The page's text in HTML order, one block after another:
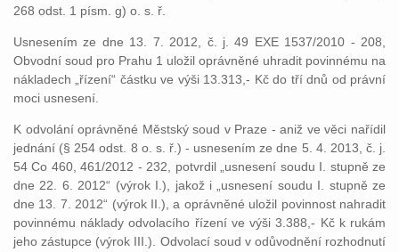
268 odst. 1 písm. g) o. s. ř.
Usnesením ze dne 13. 7. 2012, č. j. 49 EXE 1537/2010 - 208,
Obvodní soud pro Prahu 1 uložil oprávněné uhradit povinnému na
nákladech „řízení“ částku ve výši 13.313,- Kč do tří dnů od právní
moci usnesení.
K odvolání oprávněné Městský soud v Praze - aniž ve věci nařídil
jednání (§ 254 odst. 8 o. s. ř.) - usnesením ze dne 5. 4. 2013, č. j.
54 Co 460, 461/2012 - 232, potvrdil „usnesení soudu I. stupně ze
dne 22. 6. 2012“ (výrok I.), jakož i „usnesení soudu I. stupně ze
dne 13. 7. 2012“ (výrok II.), a oprávněné uložil povinnost nahradit
povinnému náklady odvolacího řízení ve výši 3.388,- Kč k rukám
jeho zástupce (výrok III.). Odvolací soud v odůvodnění rozhodnutí